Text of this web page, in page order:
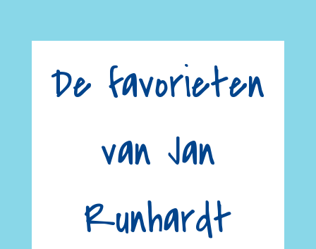
De favorieten
van Jan
Runhardt